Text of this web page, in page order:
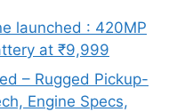
launched : 420MP
at ₹9,999
– Rugged Pickup-
Engine Specs,